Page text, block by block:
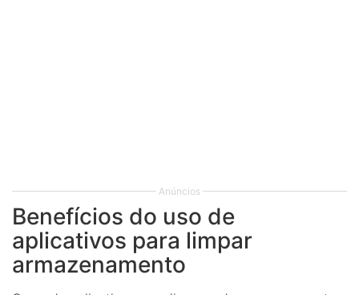
Anúncios
Benefícios do uso de
aplicativos para limpar
armazenamento